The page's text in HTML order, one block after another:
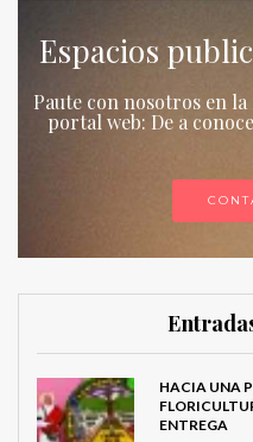
Espacios
Paute con nosotros en
portal web: De a
HACIA UNA
ENTREGA